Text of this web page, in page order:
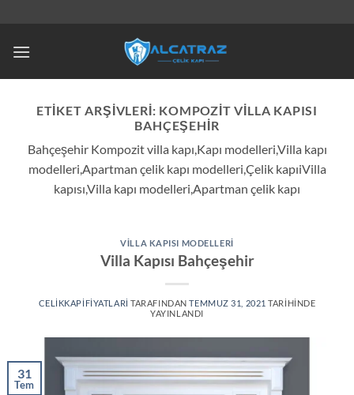
ETIKET ARŞIVLERI: KOMPOZIT VILLA KAPISI
BAHÇEŞEHIR
Bahçeşehir Kompozit villa kapı,Kapı modelleri,Villa kapı
modelleri,Apartman çelik kapı modelleri,Çelik kapıiVilla
kapısı,Villa kapı modelleri,Apartman çelik kapı
VILLA KAPISI MODELLERI
Villa Kapısı Bahçeşehir
CELIKKAPIFIYATLARI TARAFINDAN TEMMUZ 31, 2021 TARIHINDE
YAYINLANDI
31
Tem